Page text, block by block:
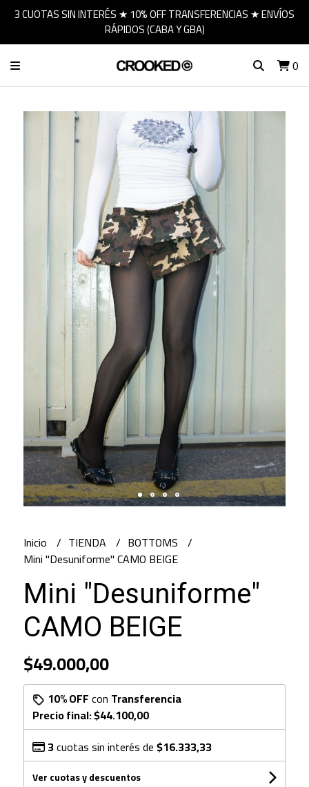
3 CUOTAS SIN INTERÉS ★ 10% OFF TRANSFERENCIAS ★ ENVÍOS
RÁPIDOS (CABA Y GBA)
0
Inicio TIENDA
BOTTOMS
Mini "Desuniforme" CAMO BEIGE
Mini "Desuniforme"
CAMO BEIGE
$49.000,00
10% OFFcon Transferencia
Precio final:$44.100,00
3cuotas sin interés de$16.333,33
Ver cuotas y descuentos